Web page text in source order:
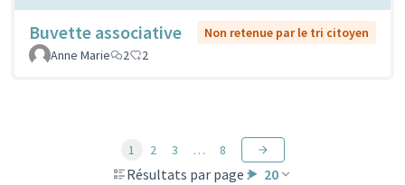
Buvette associative
Non retenue par le tri citoyen
Anne Marie
2 2
Résultats par page : 20
1 2 3 … 8